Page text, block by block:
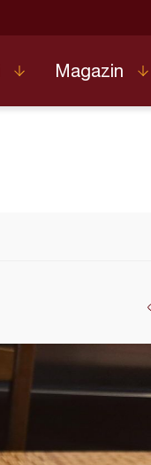
Magazin